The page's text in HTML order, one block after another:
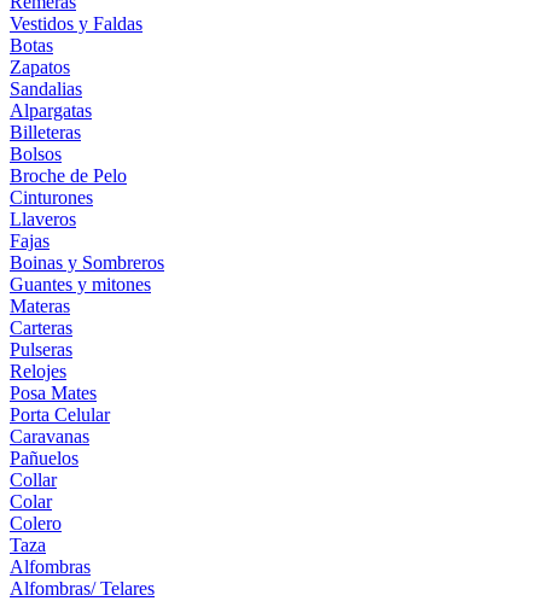
Vestidos y Faldas
Botas
Zapatos
Sandalias
Alpargatas
Billeteras
Bolsos
Broche de Pelo
Cinturones
Llaveros
Fajas
Boinas y Sombreros
Guantes y mitones
Materas
Carteras
Pulseras
Relojes
Posa Mates
Porta Celular
Caravanas
Pañuelos
Collar
Colar
Colero
Taza
Alfombras
Alfombras/ Telares